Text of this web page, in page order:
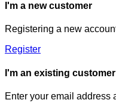
I'm a new customer
Registering a new
Register
I'm an existing customer
Enter your email address